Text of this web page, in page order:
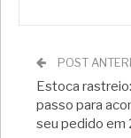
POST
Estoca
passo para
seu pedido em